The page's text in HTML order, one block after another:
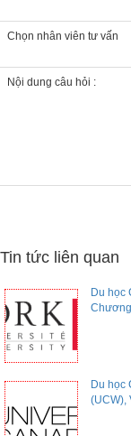
Chọn nhân viên tư vấn
Nội dung câu hỏi :
Tin tức liên quan
Du học
Du học
(UCW),